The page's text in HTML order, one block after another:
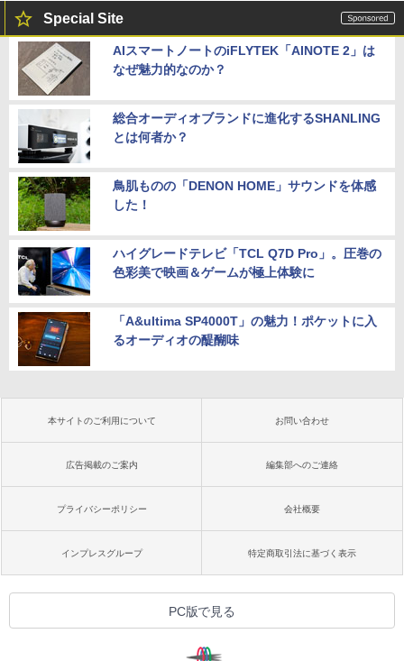
Special Site
AIスマートノートのiFLYTEK「AINOTE 2」は
なぜ魅力的なのか？
総合オーディオブランドに進化するSHANLING
とは何者か？
鳥肌ものの「DENON HOME」サウンドを体感
した！
ハイグレードテレビ「TCL Q7D Pro」。圧巻の
色彩美で映画＆ゲームが極上体験に
「A&ultima SP4000T」の魅力！ポケットに入
るオーディオの醍醐味
本サイトのご利用について お問い合わせ
広告掲載のご案内 編集部へのご連絡
プライバシーポリシー 会社概要
インプレスグループ 特定商取引法に基づく表示
PC版で見る